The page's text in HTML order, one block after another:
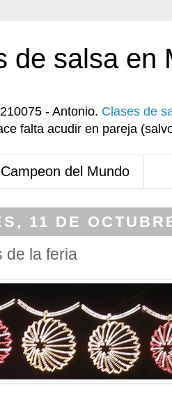
de salsa en
- Antonio. Clases de
falta acudir en pareja
Campeon del Mundo
11 DE
de la feria